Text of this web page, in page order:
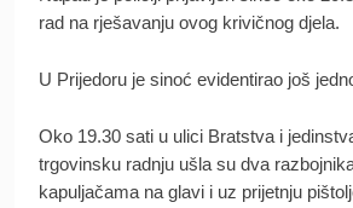
rad na rješavanju ovog krivičnog djela.
U Prijedoru je sinoć evidentirao još
Oko 19.30 sati u ulici Bratstva i
trgovinsku radnju ušla su dva
kapuljačama na glavi i uz prijetnju